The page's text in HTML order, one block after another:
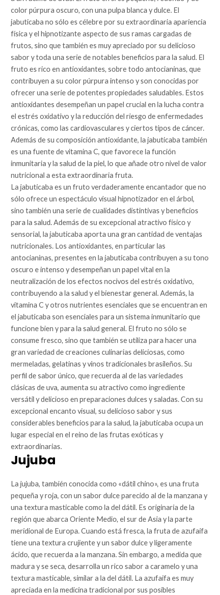
color púrpura oscuro, con una pulpa blanca y dulce. El
jabuticaba no sólo es célebre por su extraordinaria apariencia
física y el hipnotizante aspecto de sus ramas cargadas de
frutos, sino que también es muy apreciado por su delicioso
sabor y toda una serie de notables beneficios para la salud. El
fruto es rico en antioxidantes, sobre todo antocianinas, que
contribuyen a su color púrpura intenso y son conocidas por
ofrecer una serie de potentes propiedades saludables. Estos
antioxidantes desempeñan un papel crucial en la lucha contra
el estrés oxidativo y la reducción del riesgo de enfermedades
crónicas, como las cardiovasculares y ciertos tipos de cáncer.
Además de su composición antioxidante, la jabuticaba también
es una fuente de vitamina C, que favorece la función
inmunitaria y la salud de la piel, lo que añade otro nivel de valor
nutricional a esta extraordinaria fruta.
La jabuticaba es un fruto verdaderamente encantador que no
sólo ofrece un espectáculo visual hipnotizador en el árbol,
sino también una serie de cualidades distintivas y beneficios
para la salud. Además de su excepcional atractivo físico y
sensorial, la jabuticaba aporta una gran cantidad de ventajas
nutricionales. Los antioxidantes, en particular las
antocianinas, presentes en la jabuticaba contribuyen a su tono
oscuro e intenso y desempeñan un papel vital en la
neutralización de los efectos nocivos del estrés oxidativo,
contribuyendo a la salud y el bienestar general. Además, la
vitamina C y otros nutrientes esenciales que se encuentran en
el jabuticaba son esenciales para un sistema inmunitario que
funcione bien y para la salud general. El fruto no sólo se
consume fresco, sino que también se utiliza para hacer una
gran variedad de creaciones culinarias deliciosas, como
mermeladas, gelatinas y vinos tradicionales brasileños. Su
perfil de sabor único, que recuerda al de las variedades
clásicas de uva, aumenta su atractivo como ingrediente
versátil y delicioso en preparaciones dulces y saladas. Con su
excepcional encanto visual, su delicioso sabor y sus
considerables beneficios para la salud, la jabuticaba ocupa un
lugar especial en el reino de las frutas exóticas y
extraordinarias.
Jujuba
La jujuba, también conocida como «dátil chino», es una fruta
pequeña y roja, con un sabor dulce parecido al de la manzana y
una textura masticable como la del dátil. Es originaria de la
región que abarca Oriente Medio, el sur de Asia y la parte
meridional de Europa. Cuando está fresca, la fruta de azufaifa
tiene una textura crujiente y un sabor dulce y ligeramente
ácido, que recuerda a la manzana. Sin embargo, a medida que
madura y se seca, desarrolla un rico sabor a caramelo y una
textura masticable, similar a la del dátil. La azufaifa es muy
apreciada en la medicina tradicional por sus posibles